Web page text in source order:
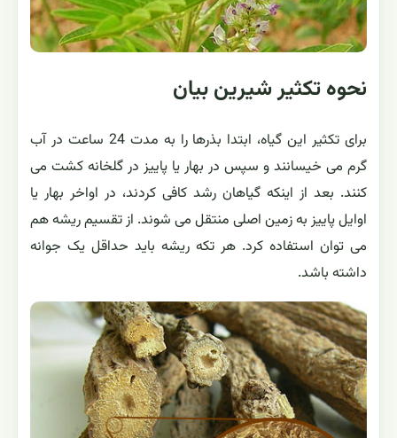
نحوه تکثیر شيرين بيان
برای تکثیر این گیاه، ابتدا بذرها را به مدت 24 ساعت در آب
گرم می خیسانند و سپس در بهار یا پاییز در گلخانه کشت می
کنند. بعد از اینکه گیاهان رشد کافی کردند، در اواخر بهار یا
اوایل پاییز به زمین اصلی منتقل می شوند. از تقسیم ریشه هم
می توان استفاده کرد. هر تکه ریشه باید حداقل یک جوانه
داشته باشد.